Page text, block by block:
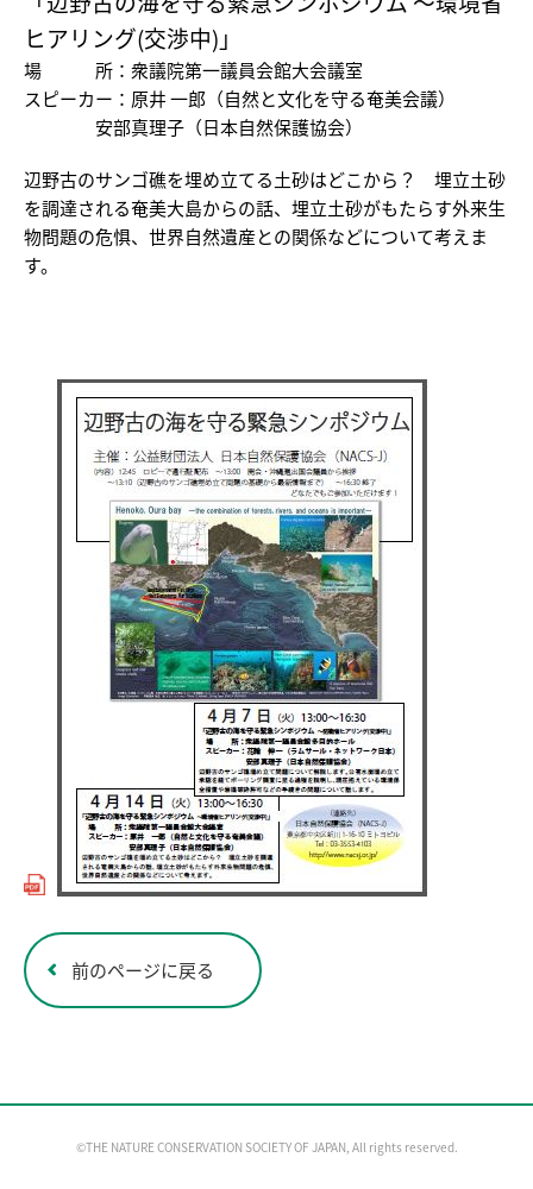
ヒアリング(交渉中)」
場 所： 衆議院第一議員会館大会議室
スピーカー： 原井 一郎（自然と文化を守る奄美会議）
安部真理子（日本自然保護協会）
辺野古のサンゴ礁を埋め立てる土砂はどこから？ 埋立土砂
を調達される奄美大島からの話、埋立土砂がもたらす外来生
物問題の危惧、世界自然遺産との関係などについて考えま
す。
前のページに戻る
©THE NATURE CONSERVATION SOCIETY OF JAPAN, All rights reserved.